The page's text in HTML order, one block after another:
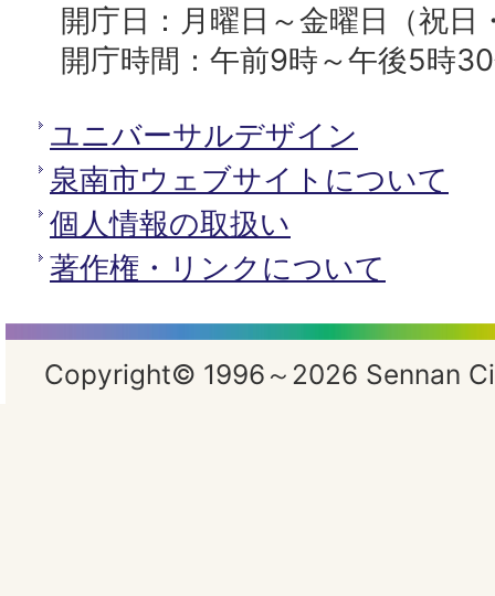
開庁日：月曜日～金曜日（祝日
開庁時間：午前9時～午後5時
ユニバーサルデザイン
泉南市ウェブサイトについて
個人情報の取扱い
著作権・リンクについて
Copyright© 1996～2026 Sennan